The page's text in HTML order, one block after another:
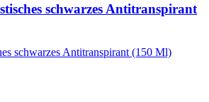
schwarzes Antitranspirant
schwarzes Antitranspirant (150 Ml)